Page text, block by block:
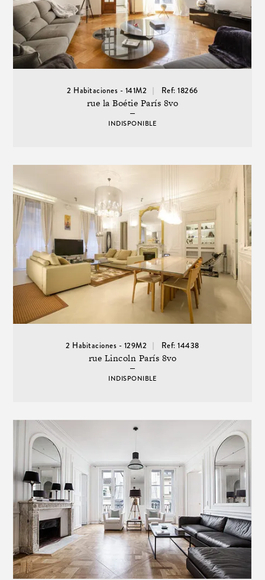
2 Habitaciones - 141M2 Ref: 18266
rue la Boétie París 8vo
INDISPONIBLE
2 Habitaciones - 129M2 Ref: 14438
rue Lincoln París 8vo
INDISPONIBLE